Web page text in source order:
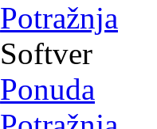
Potražnja
Softver
Ponuda